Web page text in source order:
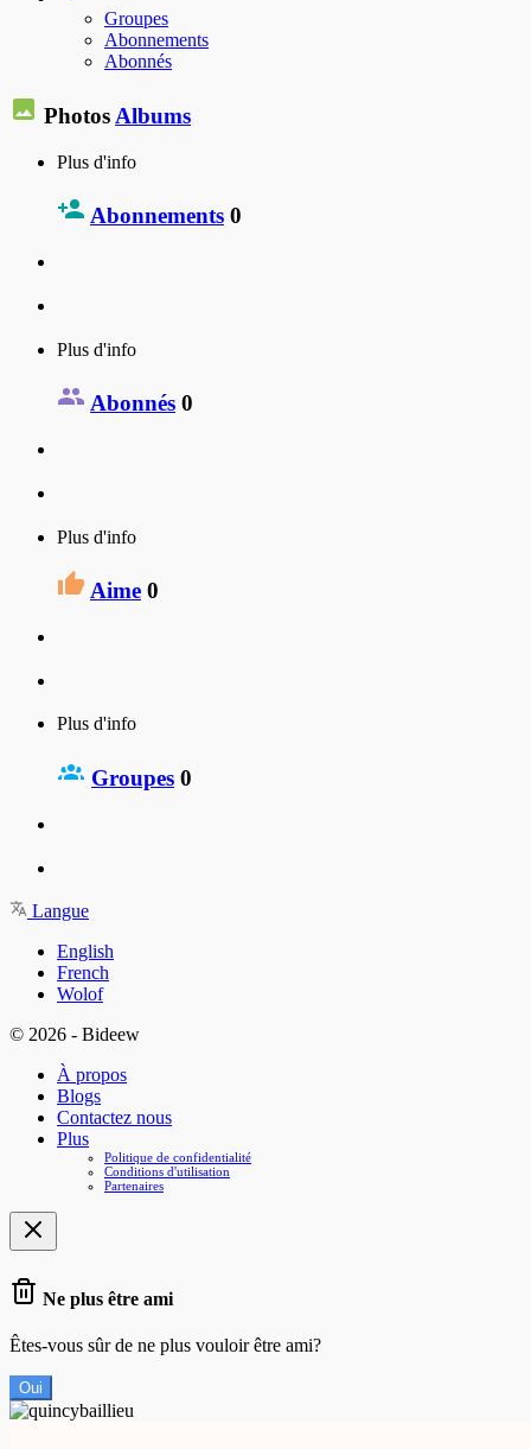
Groupes
Abonnements
Abonnés
Photos Albums
Plus d'info
Abonnements 0
Plus d'info
Abonnés 0
Plus d'info
Aime 0
Plus d'info
Groupes 0
Langue
English
French
Wolof
© 2026 - Bideew
À propos
Blogs
Contactez nous
Plus
Politique de confidentialité
Conditions d'utilisation
Partenaires
Ne plus être ami
Êtes-vous sûr de ne plus vouloir être ami?
Oui